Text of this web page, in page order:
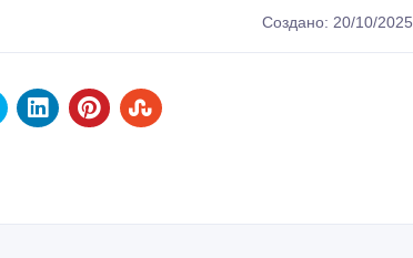
Создано: 20/10/2025